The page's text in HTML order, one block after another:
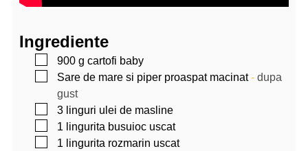
Ingrediente
▢
900 g cartofi baby
▢
Sare de mare si piper proaspat macinat- dupa
gust
▢
3 linguri ulei de masline
▢
1 lingurita busuioc uscat
▢
1 lingurita rozmarin uscat